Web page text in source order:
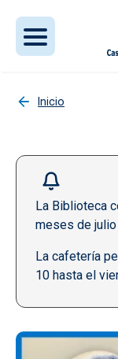
Inicio
La Biblioteca
meses de
La cafetería
10 hasta el